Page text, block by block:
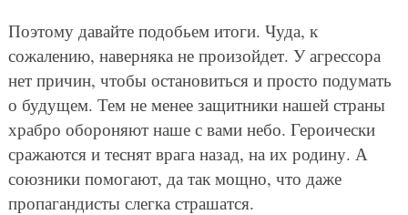
Поэтому давайте подобьем итоги. Чуда, к
сожалению, наверняка не произойдет. У агрессора
нет причин, чтобы остановиться и просто подумать
о будущем. Тем не менее защитники нашей страны
храбро обороняют наше с вами небо. Героически
сражаются и теснят врага назад, на их родину. А
союзники помогают, да так мощно, что даже
пропагандисты слегка страшатся.